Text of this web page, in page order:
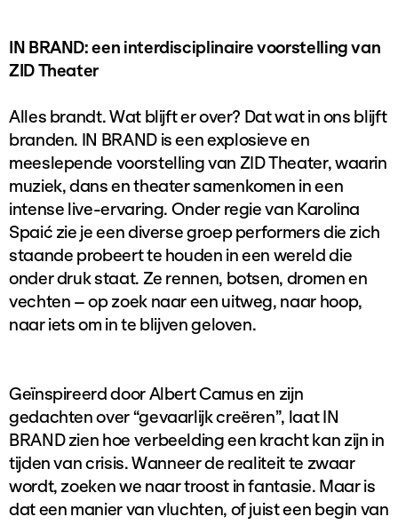
IN BRAND: een interdisciplinaire voorstelling van
ZID Theater
Alles brandt. Wat blijft er over? Dat wat in ons blijft
branden. IN BRAND is een explosieve en
meeslepende voorstelling van ZID Theater, waarin
muziek, dans en theater samenkomen in een
intense live-ervaring. Onder regie van Karolina
Spaić zie je een diverse groep performers die zich
staande probeert te houden in een wereld die
onder druk staat. Ze rennen, botsen, dromen en
vechten – op zoek naar een uitweg, naar hoop,
naar iets om in te blijven geloven.
Geïnspireerd door Albert Camus en zijn
gedachten over “gevaarlijk creëren”, laat IN
BRAND zien hoe verbeelding een kracht kan zijn in
tijden van crisis. Wanneer de realiteit te zwaar
wordt, zoeken we naar troost in fantasie. Maar is
dat een manier van vluchten, of juist een begin van